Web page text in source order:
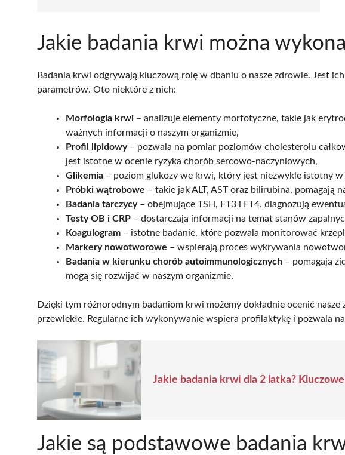
Jakie badania krwi można
Badania krwi odgrywają kluczową rolę w dbaniu o nasze zdrowie. Jest
parametrów. Oto niektóre z nich:
Morfologia krwi – analizuje elementy morfotyczne, takie jak
ważnych informacji o naszym organizmie,
Profil lipidowy– pozwala na pomiar poziomów cholesterolu
jest istotne w ocenie ryzyka chorób sercowo-naczyniowych,
Glikemia – poziom glukozy we krwi, który jest niezwykle istotny w
Próbki wątrobowe – takie jak ALT, AST oraz bilirubina, pomagają
Badania tarczycy– obejmujące TSH, FT3 i FT4, diagnozują
Testy OB i CRP – dostarczają informacji na temat stanów
Koagulogram – istotne badanie, które pozwala monitorować
Markery nowotworowe – wspierają proces wykrywania
Badania w kierunku chorób autoimmunologicznych – pomagają
mogą się rozwijać w naszym organizmie.
Dzięki tym różnorodnym badaniom krwi możemy dokładnie ocenić
przewlekłe. Regularne ich wykonywanie wspiera profilaktykę i pozwala
Jakie badania krwi dla 2 latka?
Jakie są podstawowe badania